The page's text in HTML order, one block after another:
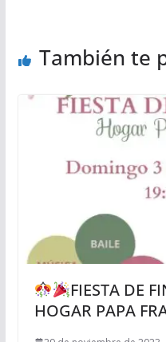
También te
FIESTA DE
HOGAR PAPA